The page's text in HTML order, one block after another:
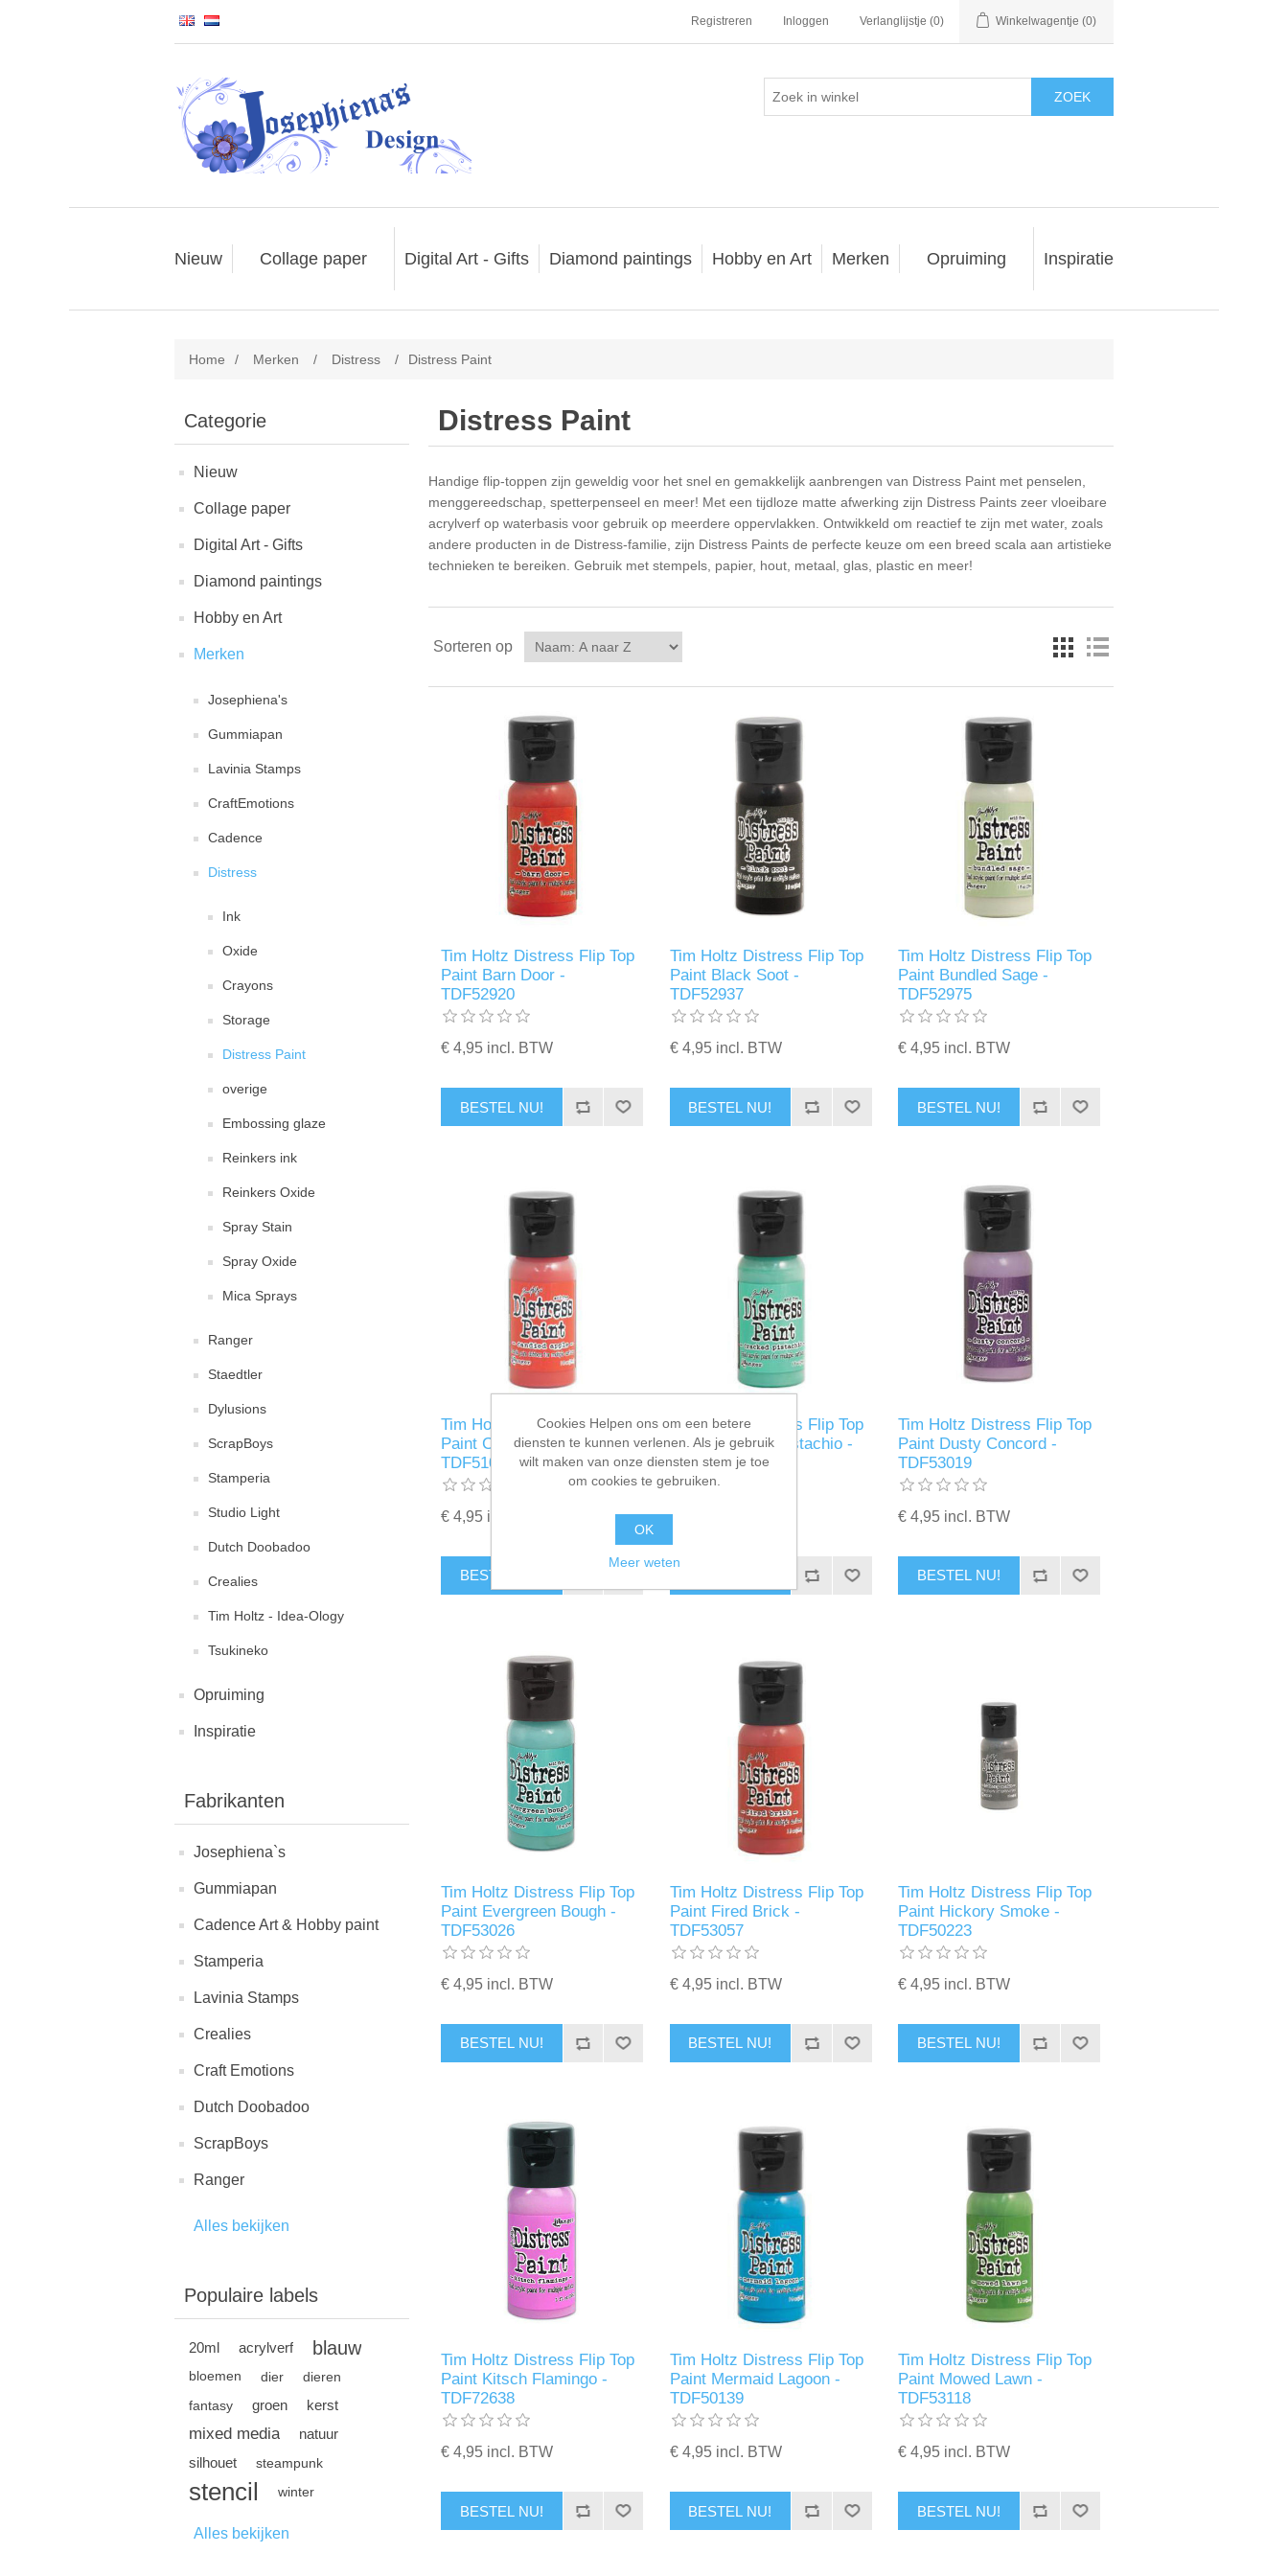
Registreren Inloggen Verlanglijstje (0) Winkelwagentje (0)
ZOEK
Nieuw Collage paper Digital Art - Gifts Diamond paintings Hobby en Art Merken Opruiming Inspiratie
Home / Merken / Distress / Distress Paint
Categorie
Nieuw
Collage paper
Digital Art - Gifts
Diamond paintings
Hobby en Art
Merken
Josephiena's
Gummiapan
Lavinia Stamps
CraftEmotions
Cadence
Distress
Ink
Oxide
Crayons
Storage
Distress Paint
overige
Embossing glaze
Reinkers ink
Reinkers Oxide
Spray Stain
Spray Oxide
Mica Sprays
Ranger
Staedtler
Dylusions
ScrapBoys
Stamperia
Studio Light
Dutch Doobadoo
Crealies
Tim Holtz - Idea-Ology
Tsukineko
Opruiming
Inspiratie
Fabrikanten
Josephiena`s
Gummiapan
Cadence Art & Hobby paint
Stamperia
Lavinia Stamps
Crealies
Craft Emotions
Dutch Doobadoo
ScrapBoys
Ranger
Alles bekijken
Populaire labels
20ml acrylverf blauw
bloemen dier
dieren
fantasy
groen kerst
mixed media
natuur
silhouet
steampunk
stencil winter
Alles bekijken
Distress Paint
Handige flip-toppen zijn geweldig voor het snel en gemakkelijk aanbrengen van Distress Paint met penselen,
menggereedschap, spetterpenseel en meer! Met een tijdloze matte afwerking zijn Distress Paints zeer vloeibare
acrylverf op waterbasis voor gebruik op meerdere oppervlakken. Ontwikkeld om reactief te zijn met water, zoals
andere producten in de Distress-familie, zijn Distress Paints de perfecte keuze om een breed scala aan artistieke
technieken te bereiken. Gebruik met stempels, papier, hout, metaal, glas, plastic en meer!
Sorteren op
Tim Holtz Distress Flip Top
Paint Barn Door -
TDF52920
€ 4,95 incl. BTW
BESTEL NU!
Tim Holtz Distress Flip Top
Paint Black Soot -
TDF52937
€ 4,95 incl. BTW
BESTEL NU!
Tim Holtz Distress Flip Top
Paint Bundled Sage -
TDF52975
€ 4,95 incl. BTW
BESTEL NU!
Tim Holtz Distress Flip Top
Paint Candied Apple -
TDF51046
€ 4,95 incl. BTW
BESTEL NU!
Tim Holtz Distress Flip Top
Paint Cracked Pistachio -
TDF50179
€ 4,95 incl. BTW
Tim Holtz Distress Flip Top
Paint Dusty Concord -
TDF53019
€ 4,95 incl. BTW
BESTEL NU!
Tim Holtz Distress Flip Top
Paint Evergreen Bough -
TDF53026
€ 4,95 incl. BTW
BESTEL NU!
Tim Holtz Distress Flip Top
Paint Fired Brick -
TDF53057
€ 4,95 incl. BTW
BESTEL NU!
Tim Holtz Distress Flip Top
Paint Hickory Smoke -
TDF50223
€ 4,95 incl. BTW
BESTEL NU!
Tim Holtz Distress Flip Top
Paint Kitsch Flamingo -
TDF72638
€ 4,95 incl. BTW
BESTEL NU!
Tim Holtz Distress Flip Top
Paint Mermaid Lagoon -
TDF50139
€ 4,95 incl. BTW
BESTEL NU!
Tim Holtz Distress Flip Top
Paint Mowed Lawn -
TDF53118
€ 4,95 incl. BTW
BESTEL NU!
Cookies Helpen ons om een betere
diensten te kunnen verlenen. Als je gebruik
wilt maken van onze diensten stem je toe
om cookies te gebruiken.
OK
Meer weten